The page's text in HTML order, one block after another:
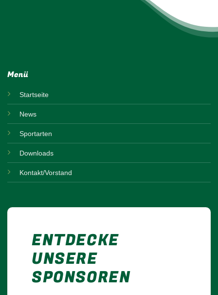
Menü
Startseite
News
Sportarten
Downloads
Kontakt/Vorstand
ENTDECKE
UNSERE
SPONSOREN